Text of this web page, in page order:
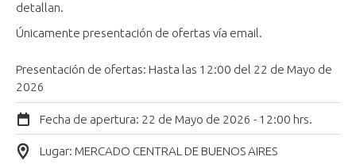
detallan.
Únicamente presentación de ofertas vía email.
Presentación de ofertas: Hasta las 12:00 del 22 de Mayo de
2026
Fecha de apertura: 22 de Mayo de 2026 - 12:00 hrs.
Lugar: MERCADO CENTRAL DE BUENOS AIRES